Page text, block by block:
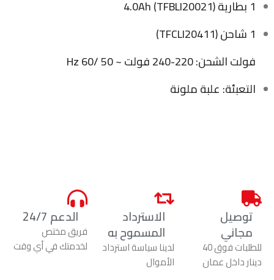
1 بطارية 4.0Ah (TFBLI20021)
1 شاحن (TFCLI20411)
فولت الشحن: 220-240 فولت ~ 50 /60 Hz
التعبئة: علبة ملونة
توصيل
مجاني
للطلبات فوق 40
دينار داخل عمان
الاسترداد
المسموح به
لدينا سياسة استرداد
الأموال
الدعم 24/7
فريق مختص
لخدمتك في أي وقت